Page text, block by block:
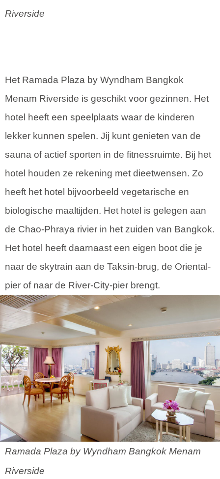
Riverside
Het Ramada Plaza by Wyndham Bangkok
Menam Riverside is geschikt voor gezinnen. Het
hotel heeft een speelplaats waar de kinderen
lekker kunnen spelen. Jij kunt genieten van de
sauna of actief sporten in de fitnessruimte. Bij het
hotel houden ze rekening met dieetwensen. Zo
heeft het hotel bijvoorbeeld vegetarische en
biologische maaltijden. Het hotel is gelegen aan
de Chao-Phraya rivier in het zuiden van Bangkok.
Het hotel heeft daarnaast een eigen boot die je
naar de skytrain aan de Taksin-brug, de Oriental-
pier of naar de River-City-pier brengt.
Ramada Plaza by Wyndham Bangkok Menam
Riverside